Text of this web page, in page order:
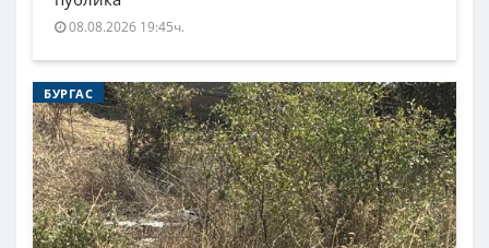
08.08.2026 19:45ч.
БУРГАС